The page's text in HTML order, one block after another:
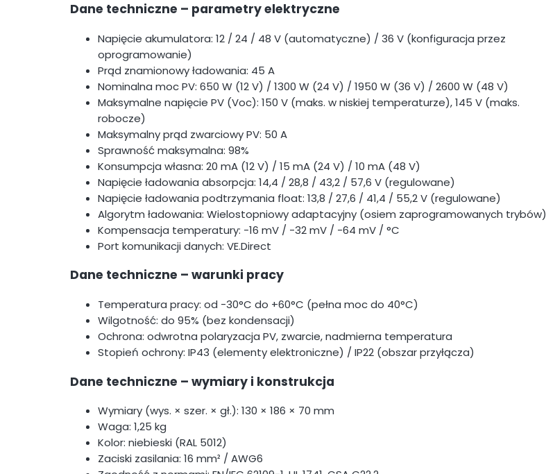
Dane techniczne – parametry elektryczne
Napięcie akumulatora: 12 / 24 / 48 V (automatyczne) / 36 V (konfiguracja przez
oprogramowanie)
Prąd znamionowy ładowania: 45 A
Nominalna moc PV: 650 W (12 V) / 1300 W (24 V) / 1950 W (36 V) / 2600 W (48 V)
Maksymalne napięcie PV (Voc): 150 V (maks. w niskiej temperaturze), 145 V (maks.
robocze)
Maksymalny prąd zwarciowy PV: 50 A
Sprawność maksymalna: 98%
Konsumpcja własna: 20 mA (12 V) / 15 mA (24 V) / 10 mA (48 V)
Napięcie ładowania absorpcja: 14,4 / 28,8 / 43,2 / 57,6 V (regulowane)
Napięcie ładowania podtrzymania float: 13,8 / 27,6 / 41,4 / 55,2 V (regulowane)
Algorytm ładowania: Wielostopniowy adaptacyjny (osiem zaprogramowanych trybów)
Kompensacja temperatury: -16 mV / -32 mV / -64 mV / °C
Port komunikacji danych: VE.Direct
Dane techniczne – warunki pracy
Temperatura pracy: od -30°C do +60°C (pełna moc do 40°C)
Wilgotność: do 95% (bez kondensacji)
Ochrona: odwrotna polaryzacja PV, zwarcie, nadmierna temperatura
Stopień ochrony: IP43 (elementy elektroniczne) / IP22 (obszar przyłącza)
Dane techniczne – wymiary i konstrukcja
Wymiary (wys. × szer. × gł.): 130 × 186 × 70 mm
Waga: 1,25 kg
Kolor: niebieski (RAL 5012)
Zaciski zasilania: 16 mm² / AWG6